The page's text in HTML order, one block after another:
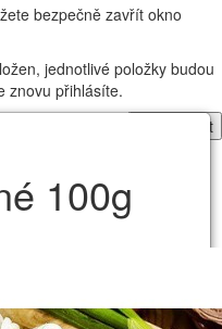
bezpečně zavřít okno
jednotlivé položky budou
znovu přihlásíte.
Pokračovat
100g